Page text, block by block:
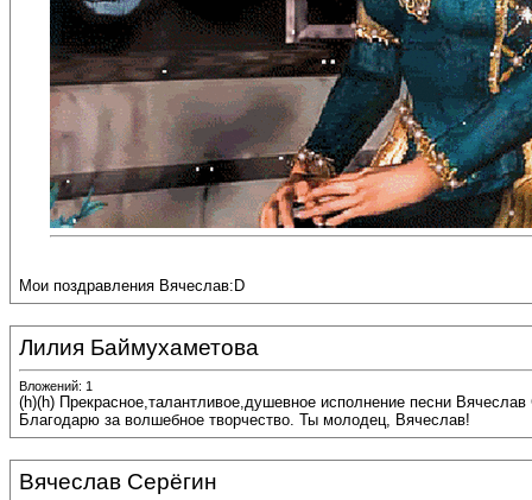
Мои поздравления Вячеслав:D
Лилия Баймухаметова
Вложений: 1
(h)(h) Прекрасное,талантливое,душевное исполнение песни
Благодарю за волшебное творчество. Ты молодец, Вячеслав!
Вячеслав Серёгин